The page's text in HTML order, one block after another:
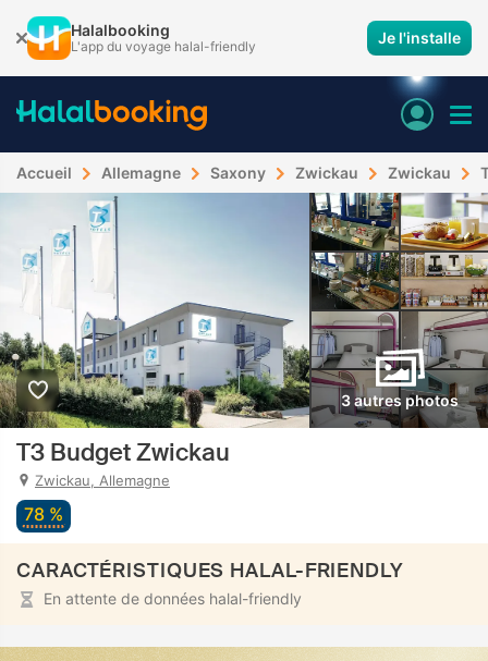
Halalbooking
L'app du voyage halal-friendly Je l'installe
Accueil Allemagne Saxony Zwickau Zwickau
3 autres photos
T3 Budget Zwickau
Zwickau, Allemagne
78 %
CARACTÉRISTIQUES HALAL-FRIENDLY
En attente de données halal-friendly